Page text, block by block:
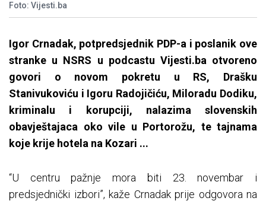
Foto: Vijesti.ba
Igor Crnadak, potpredsjednik PDP-a i poslanik ove
stranke u NSRS u podcastu Vijesti.ba otvoreno
govori o novom pokretu u RS, Drašku
Stanivukoviću i Igoru Radojičiću, Miloradu Dodiku,
kriminalu i korupciji, nalazima slovenskih
obavještajaca oko vile u Portorožu, te tajnama
koje krije hotela na Kozari ...
“U centru pažnje mora biti 23. novembar i
predsjednički izbori”, kaže Crnadak prije odgovora na